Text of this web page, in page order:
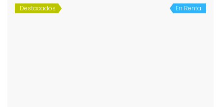
Destacados En Renta